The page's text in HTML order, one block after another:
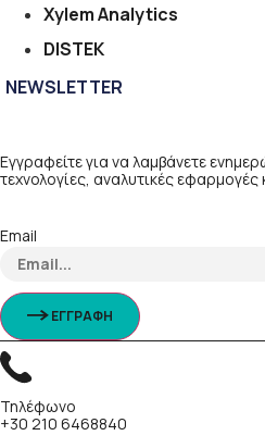
Xylem Analytics
DISTEK
NEWSLETTER
Εγγραφείτε για να λαμβάνετε
τεχνολογίες, αναλυτικές εφαρμογές
Email
ΕΓΓΡΑΦΗ
Τηλέφωνο
+30 210 6468840